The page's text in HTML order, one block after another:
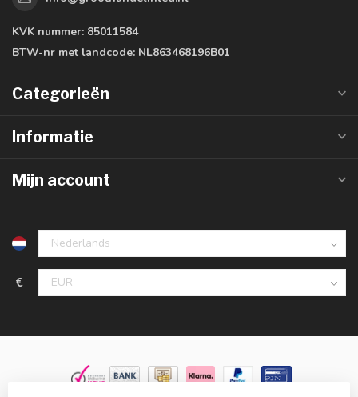
KVK nummer: 85011584
BTW-nr met landcode: NL863468196B01
Categorieën
Informatie
Mijn account
€